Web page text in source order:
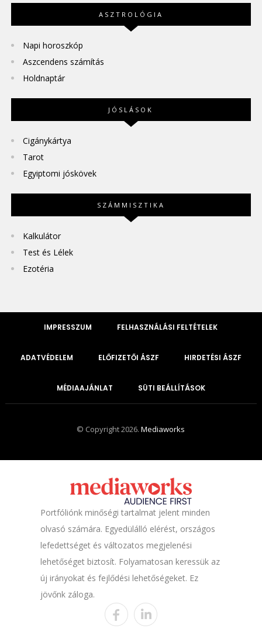
ASZTROLÓGIA
Napi horoszkóp
Aszcendens számítás
Holdnaptár
JÓSLÁSOK
Cigánykártya
Tarot
Egyiptomi jóskövek
SZÁMMISZTIKA
Kalkulátor
Test és Lélek
Ezotéria
IMPRESSZUM FELHASZNÁLÁSI FELTÉTELEK
ADATVÉDELEM ELŐFIZETŐI ÁSZF HIRDETÉSI ÁSZF
MÉDIAAJÁNLAT SÜTI BEÁLLÍTÁSOK
© Copyright 2026.Mediaworks
Portfóliónk minőségi tartalmat jelent minden
olvasó számára. Egyedülálló elérést, országos
lefedettséget és változatos megjelenési
lehetőséget biztosít. Folyamatosan keressük az
új irányokat és fejlődési lehetőségeket. Ez
jövőnk záloga.